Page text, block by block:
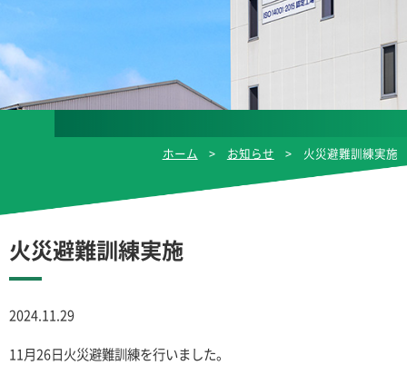
ホーム お知らせ 火災避難訓練実施
火災避難訓練実施
2024.11.29
11月26日火災避難訓練を行いました。